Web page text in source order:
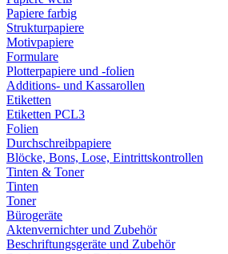
Papiere farbig
Strukturpapiere
Motivpapiere
Formulare
Plotterpapiere und -folien
Additions- und Kassarollen
Etiketten
Etiketten PCL3
Folien
Durchschreibpapiere
Blöcke, Bons, Lose, Eintrittskontrollen
Tinten & Toner
Tinten
Toner
Bürogeräte
Aktenvernichter und Zubehör
Beschriftungsgeräte und Zubehör